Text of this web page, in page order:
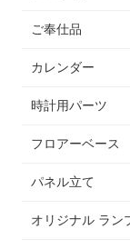
ご奉仕品
カレンダー
時計用パーツ
フロアーベース
パネル立て
オリジナル ラン